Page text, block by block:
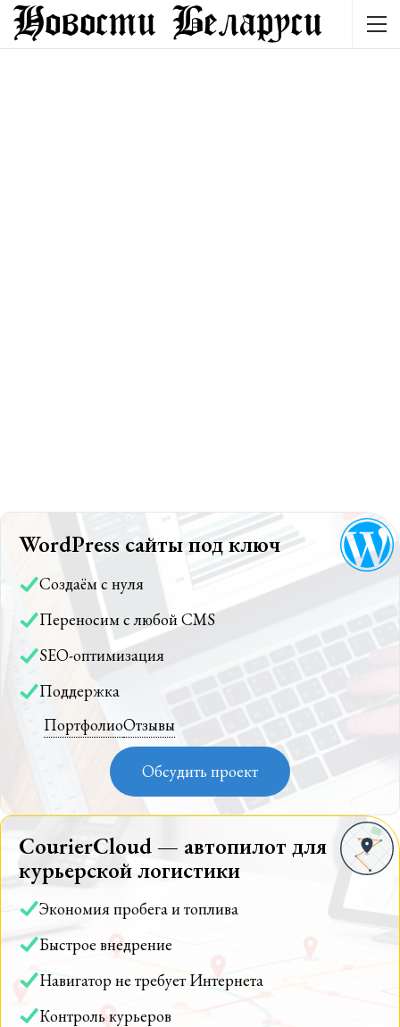
WordPress сайты под ключ
Создаём с нуля
Переносим с любой CMS
SEO-оптимизация
Поддержка
ПортфолиоОтзывы
Обсудить проект
CourierCloud — автопилот для
курьерской логистики
Экономия пробега и топлива
Быстрое внедрение
Навигатор не требует Интернета
Контроль курьеров